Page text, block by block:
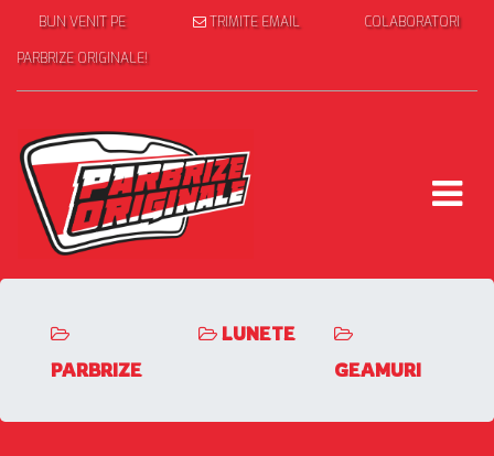
BUN VENIT PE
PARBRIZE ORIGINALE!
TRIMITE EMAIL COLABORATORI
PARBRIZE
LUNETE
GEAMURI